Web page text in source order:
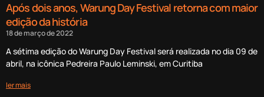
Após dois anos, Warung Day Festival retorna com maior
edição da história
18 de março de 2022
A sétima edição do Warung Day Festival será realizada no dia 09 de
abril, na icônica Pedreira Paulo Leminski, em Curitiba
ler mais